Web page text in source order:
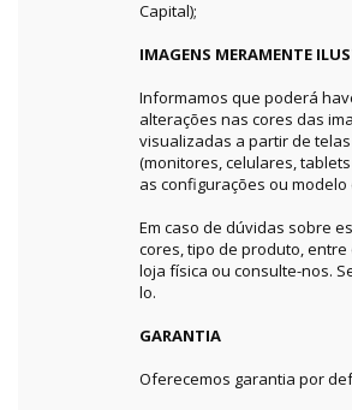
Capital);
IMAGENS MERAMENTE
Informamos que poderá
alterações nas cores das
visualizadas a partir de
(monitores, celulares,
as configurações ou modelo
Em caso de dúvidas sobre
cores, tipo de produto,
loja física ou consulte-nos.
lo.
GARANTIA
Oferecemos garantia por